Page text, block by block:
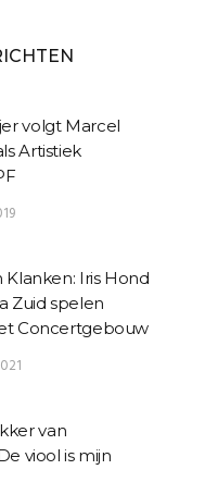
volgt Marcel
Artistiek
Klanken: Iris Hond
Zuid spelen
Concertgebouw
van
viool is mijn